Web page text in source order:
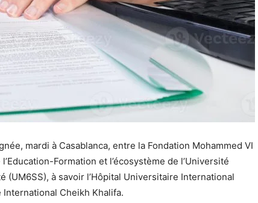
mardi à Casablanca, entre la Fondation Mohammed VI
Formation et l’écosystème de l’Université
(UM6SS), à savoir l’Hôpital Universitaire International
International Cheikh Khalifa.